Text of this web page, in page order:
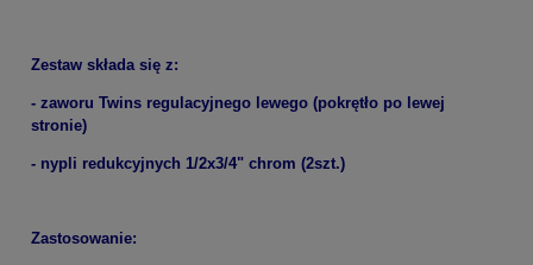
Zestaw składa się z:
- zaworu Twins regulacyjnego lewego (pokrętło po lewej
stronie)
- nypli redukcyjnych 1/2x3/4" chrom (2szt.)
Zastosowanie: